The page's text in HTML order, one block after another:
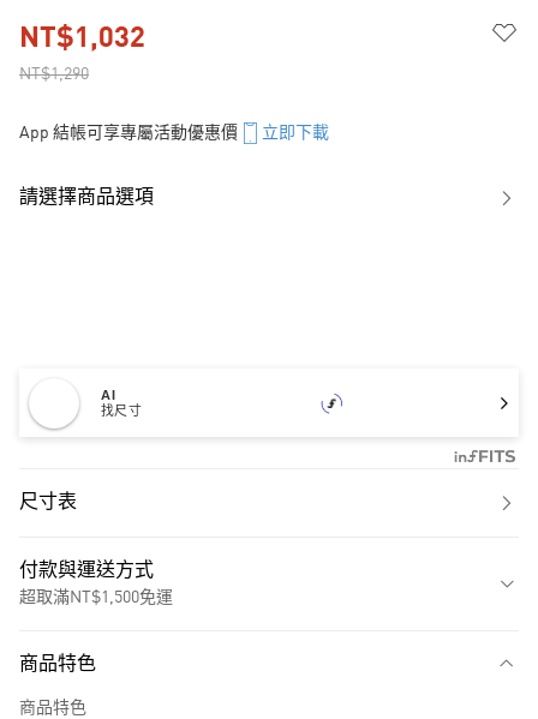
NT$1,290
NT$1,032
App 結帳可享專屬活動優惠價 立即下載
請選擇商品選項
AI
找尺寸
尺寸表
付款與運送方式
超取滿NT$1,500免運
商品特色
商品特色